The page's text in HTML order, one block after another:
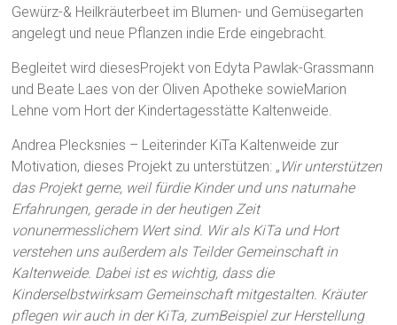
Gewürz-& Heilkräuterbeet im Blumen- und Gemüsegarten
angelegt und neue Pflanzen indie Erde eingebracht.
Begleitet wird diesesProjekt von Edyta Pawlak-Grassmann
und Beate Laes von der Oliven Apotheke sowieMarion
Lehne vom Hort der Kindertagesstätte Kaltenweide.
Andrea Plecksnies – Leiterinder KiTa Kaltenweide zur
Motivation, dieses Projekt zu unterstützen: „ Wir unterstützen
das Projekt gerne, weil fürdie Kinder und uns naturnahe
Erfahrungen, gerade in der heutigen Zeit
vonunermesslichem Wert sind. Wir als KiTa und Hort
verstehen uns außerdem als Teilder Gemeinschaft in
Kaltenweide. Dabei ist es wichtig, dass die
Kinderselbstwirksam Gemeinschaft mitgestalten. Kräuter
pflegen wir auch in der KiTa, zumBeispiel zur Herstellung